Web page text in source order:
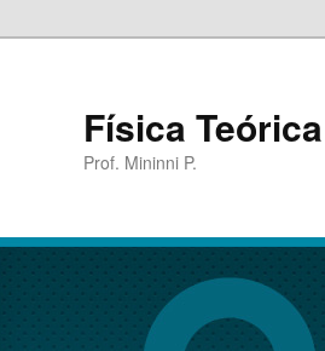
Física
Prof. Mininni P.